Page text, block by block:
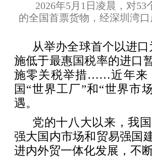
2026年5月1日凌晨，对
的全国首票货物，经深圳湾
从举办全球首个以进
施低于最惠国税率的进口
施零关税举措……近年来
国“世界工厂”和“世界市
遇。
党的十八大以来，我
强大国内市场和贸易强国
进内外贸一体化发展，不